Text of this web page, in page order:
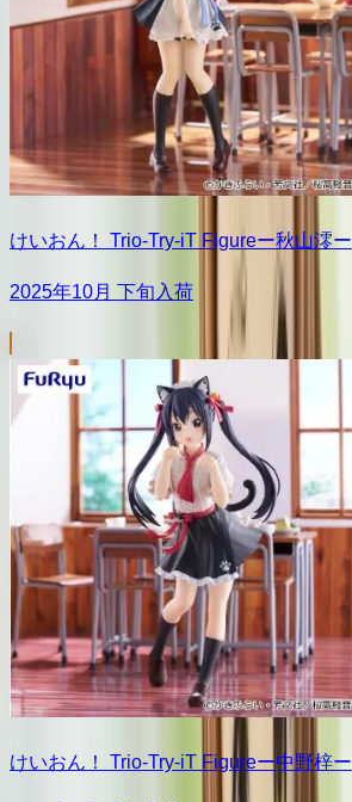
けいおん！ Trio-Try-iT Figureー秋山澪ー
2025年10月 下旬入荷
けいおん！ Trio-Try-iT Figureー中野梓ー